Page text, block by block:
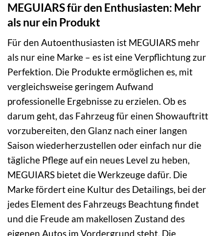
MEGUIARS für den Enthusiasten: Mehr
als nur ein Produkt
Für den Autoenthusiasten ist MEGUIARS mehr
als nur eine Marke – es ist eine Verpflichtung zur
Perfektion. Die Produkte ermöglichen es, mit
vergleichsweise geringem Aufwand
professionelle Ergebnisse zu erzielen. Ob es
darum geht, das Fahrzeug für einen Showauftritt
vorzubereiten, den Glanz nach einer langen
Saison wiederherzustellen oder einfach nur die
tägliche Pflege auf ein neues Level zu heben,
MEGUIARS bietet die Werkzeuge dafür. Die
Marke fördert eine Kultur des Detailings, bei der
jedes Element des Fahrzeugs Beachtung findet
und die Freude am makellosen Zustand des
eigenen Autos im Vordergrund steht. Die